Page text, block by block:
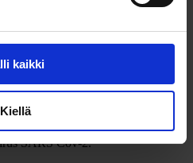
kaikki
Kiellä
laitetta. Perinteisesti samaan
erillisillä testeillä ja/tai 2-3
kalliilla keskuslaboratorion
tunnistaa samalla mittauksella
virusta tai bakteeria, joita ei
muuten ei voida luotettavasti
influenssa A -virus, RS-
SARS Cov-2.